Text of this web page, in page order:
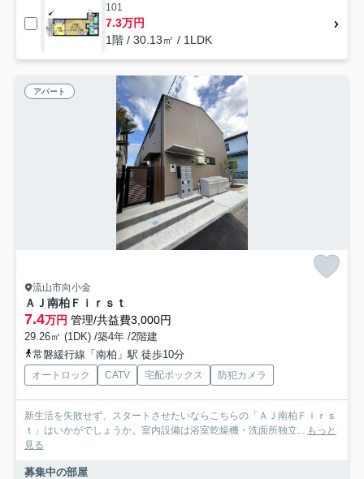
101
7.3万円
1階 / 30.13㎡ / 1LDK
アパート
流山市向小金
ＡＪ南柏Ｆｉｒｓｔ
7.4万円 管理/共益費3,000円
29.26㎡ (1DK) /築4年 /2階建
常磐緩行線「南柏」駅 徒歩10分
オートロック CATV 宅配ボックス 防犯カメラ
新生活を失敗せず、スタートさせたいならこちらの「ＡＪ南柏Ｆｉｒｓ
ｔ」はいかがでしょうか。室内設備は浴室乾燥機・洗面所独立... もっと
見る
募集中の部屋